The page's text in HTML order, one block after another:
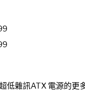
低雜訊ATX 電源的更